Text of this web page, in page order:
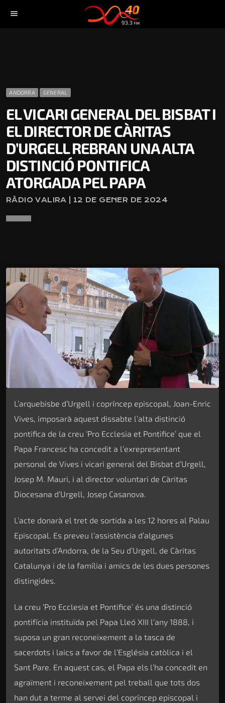
menu
ANDORRA GENERAL
EL VICARI GENERAL DEL BISBAT I
EL DIRECTOR DE CÀRITAS
D’URGELL REBRAN UNA ALTA
DISTINCIÓ PONTIFICA
ATORGADA PEL PAPA
RÀDIO VALIRA | 12 DE GENER DE 2024
L’arquebisbe d’Urgell i copríncep episcopal, Joan-Enric
Vives, imposarà aquest dissabte l’alta distinció
pontifica de la creu ‘Pro Ecclesia et Pontifice’ que el
Papa Francesc ha concedit a l’exrepresentant
personal de Vives i vicari general del Bisbat d’Urgell,
Josep M. Mauri, i al director voluntari de Càritas
Diocesana d’Urgell, Josep Casanova.
L’acte donarà el tret de sortida a les 12 hores al Palau
Episcopal. Es preveu l’assistència d’algunes
autoritats d’Andorra, de la Seu d’Urgell, de Càritas
Catalunya i de la família i amics de les dues persones
distingides.
La creu ‘Pro Ecclesia et Pontifice’ és una distinció
pontifícia instituïda pel Papa Lleó XIII l’any 1888, i
suposa un gran reconeixement a la tasca de
sacerdots i laics a favor de l’Església catòlica i el
Sant Pare. En aquest cas, el Papa els l’ha concedit en
agraïment i reconeixement pel treball que tots dos
han dut a terme al servei del copríncep episcopal i